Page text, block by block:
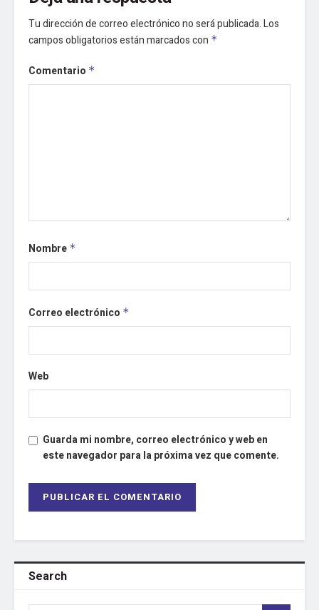
Tu dirección de correo electrónico no será publicada.Los
campos obligatorios están marcados con *
Comentario *
Nombre *
Correo electrónico *
Web
Guarda mi nombre, correo electrónico y web en
este navegador para la próxima vez que comente.
Search